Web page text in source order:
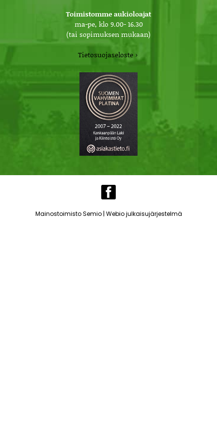
Toimistomme aukioloajat
ma-pe, klo 9.00- 16.30
(tai sopimuksen mukaan)
Tietosuojaseloste ›
Mainostoimisto Semio| Webio julkaisujärjestelmä